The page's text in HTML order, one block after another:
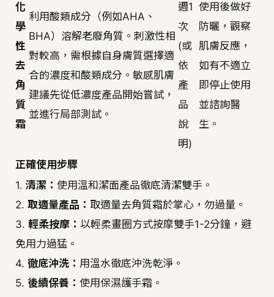
化
學
性
去
角
質
霜
利用酸類成分（例如AHA、
BHA）溶解老廢角質。刺激性相
對較高，需根據自身膚質選擇適
合的濃度和酸類成分。敏感肌膚
建議先從低濃度產品開始嘗試，
並進行局部測試。
週1
次
(或
依
產
品
說
明)
使用後做好
防曬，觀察
肌膚反應，
如有不適立
即停止使用
並諮詢醫
生。
正確使用步驟
1. 清潔： 使用溫和潔面產品徹底清潔雙手。
2. 取適量產品： 取適量去角質霜於掌心，勿過量。
3. 輕柔按摩： 以輕柔畫圈方式按摩雙手1-2分鐘，避
免用力過猛。
4. 徹底沖洗： 用溫水徹底沖洗乾淨。
5. 後續保養： 使用保濕護手霜。